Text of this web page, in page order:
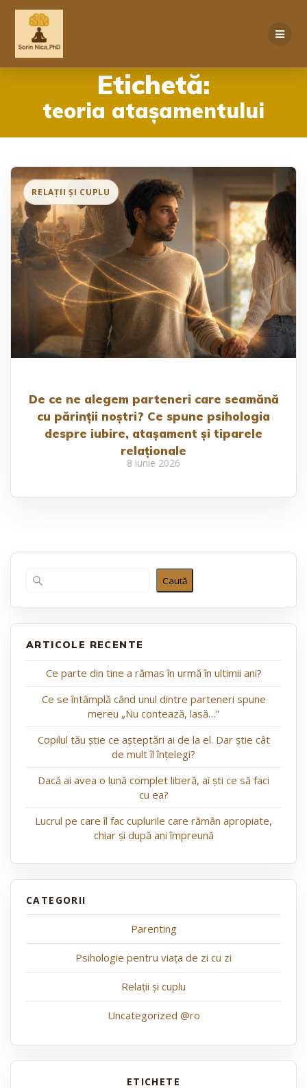
Etichetă:
teoria atașamentului
De ce ne alegem parteneri care seamănă
cu părinții noștri? Ce spune psihologia
despre iubire, atașament și tiparele
relaționale
8 iunie 2026
Caută
ARTICOLE RECENTE
Ce parte din tine a rămas în urmă în ultimii ani?
Ce se întâmplă când unul dintre parteneri spune
mereu „Nu contează, lasă…”
Copilul tău știe ce așteptări ai de la el. Dar știe cât
de mult îl înțelegi?
Dacă ai avea o lună complet liberă, ai ști ce să faci
cu ea?
Lucrul pe care îl fac cuplurile care rămân apropiate,
chiar și după ani împreună
Parenting
Psihologie pentru viața de zi cu zi
Relații și cuplu
Uncategorized @ro